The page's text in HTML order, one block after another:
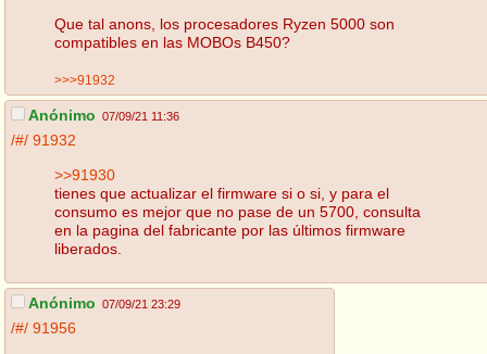
Que tal anons, los procesadores Ryzen 5000 son
compatibles en las MOBOs B450?
>>>91932
Anónimo 07/09/21 11:36
/#/ 91932
>>91930
tienes que actualizar el firmware si o si, y para el
consumo es mejor que no pase de un 5700, consulta
en la pagina del fabricante por las últimos firmware
liberados.
Anónimo 07/09/21 23:29
/#/ 91956